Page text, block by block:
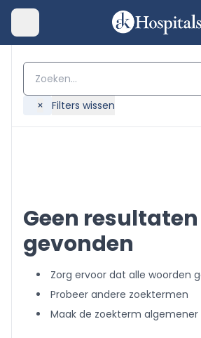
× Filters wissen
Geen resultaten
gevonden
Zorg ervoor dat alle woorden
Probeer andere zoektermen
Maak de zoekterm algemener